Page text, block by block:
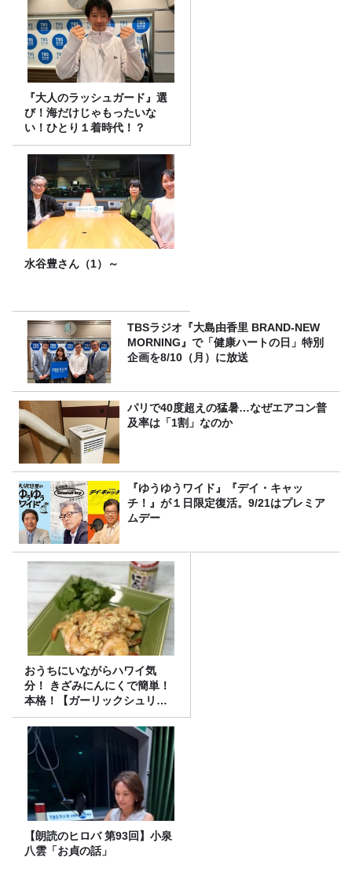
『大人のラッシュガード』選
び！海だけじゃもったいな
い！ひとり１着時代！？
水谷豊さん（1）～
TBSラジオ『大島由香里 BRAND-NEW
MORNING』で「健康ハートの日」特別
企画を8/10（月）に放送
パリで40度超えの猛暑…なぜエアコン普
及率は「1割」なのか
『ゆうゆうワイド』『デイ・キャッ
チ！』が１日限定復活。9/21はプレミア
ムデー
おうちにいながらハワイ気
分！ きざみにんにくで簡単！
本格！【ガーリックシュリン
プ】 桃屋のかんたんレシピ
【朗読のヒロバ 第93回】小泉
八雲「お貞の話」